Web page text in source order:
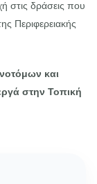
στις δράσεις που
Περιφερειακής
και
στην Τοπική